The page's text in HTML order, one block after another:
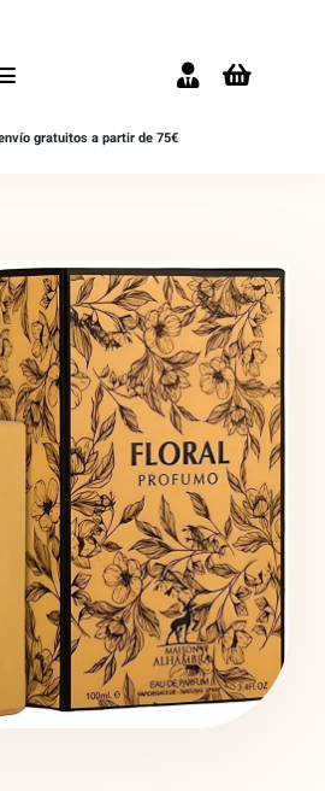
gratuitos a partir de 75€